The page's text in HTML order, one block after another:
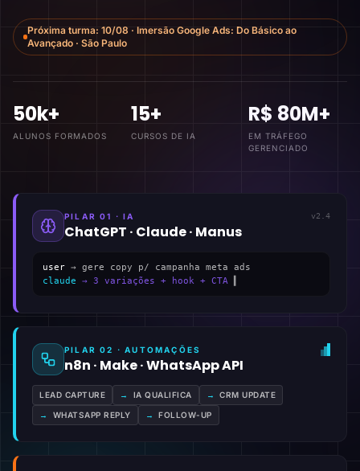
Próxima turma: 10/08 · Imersão Google Ads: Do Básico ao
Avançado · São Paulo
50k+
ALUNOS FORMADOS
15+
CURSOS DE IA
R$ 80M+
EM TRÁFEGO
GERENCIADO
PILAR 01 · IA
ChatGPT · Claude · Manus
v2.4
user → gere copy p/ campanha meta ads
claude → 3 variações + hook + CTA
PILAR 02 · AUTOMAÇÕES
n8n · Make · WhatsApp API
LEAD CAPTURE → IA QUALIFICA → CRM UPDATE
→ WHATSAPP REPLY → FOLLOW-UP